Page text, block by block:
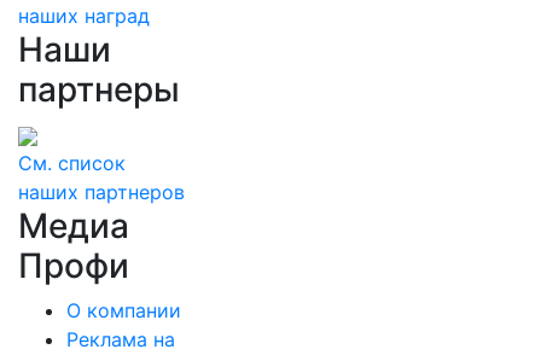
наших наград
Наши
партнеры
См. список
наших партнеров
Медиа
Профи
О компании
Реклама на